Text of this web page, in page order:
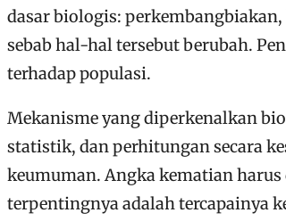
dasar biologis:
sebab hal-hal tersebut berubah.
terhadap populasi.
Mekanisme yang diperkenalkan
statistik, dan perhitungan secara
keumuman. Angka kematian
terpentingnya adalah tercapainya